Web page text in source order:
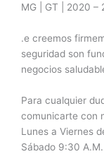
MG | GT | 2020 –
.e creemos
seguridad son
negocios
Para cualquier
comunicarte con
Lunes a Viernes
Sábado 9:30